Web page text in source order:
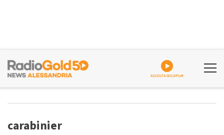
ASCOLTA GOLDPLAY
carabinier